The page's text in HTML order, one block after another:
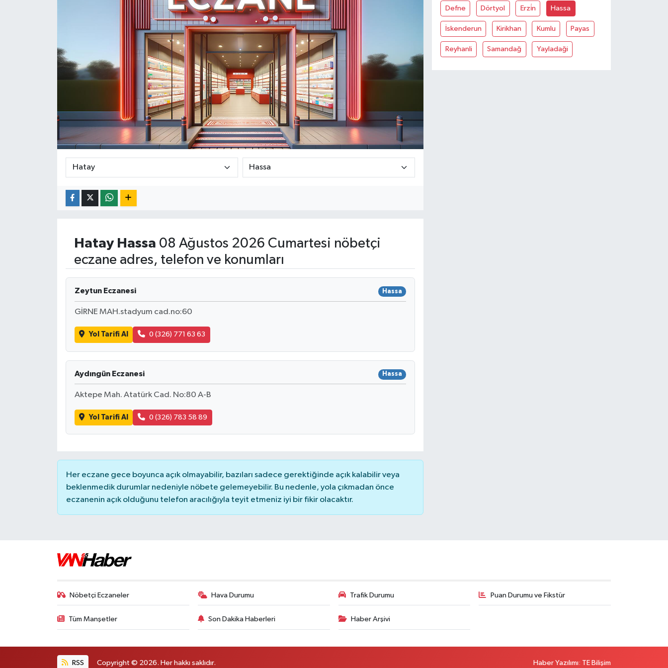
Hatay Hassa 08 Ağustos 2026 Cumartesi nöbetçi
eczane adres, telefon ve konumları
Zeytun Eczanesi Hassa
GİRNE MAH.stadyum cad.no:60
Yol Tarifi Al 0 (326) 771 63 63
Aydıngün Eczanesi Hassa
Aktepe Mah. Atatürk Cad. No:80 A-B
Yol Tarifi Al 0 (326) 783 58 89
Her eczane gece boyunca açık olmayabilir, bazıları sadece gerektiğinde açık kalabilir veya
beklenmedik durumlar nedeniyle nöbete gelemeyebilir. Bu nedenle, yola çıkmadan önce
eczanenin açık olduğunu telefon aracılığıyla teyit etmeniz iyi bir fikir olacaktır.
Defne Dörtyol Erzi̇n Hassa
İskenderun Kirikhan Kumlu Payas
Reyhanli Samandağ Yayladaği
Nöbetçi Eczaneler Hava Durumu Trafik Durumu Puan Durumu ve Fikstür
Tüm Manşetler Son Dakika Haberleri Haber Arşivi
RSS Copyright © 2026. Her hakkı saklıdır. Haber Yazılımı: TE Bilişim